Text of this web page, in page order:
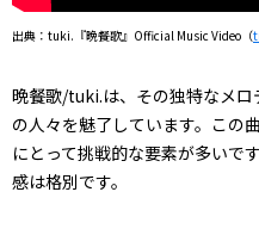
出典：tuki.『晩餐歌』Official Music Video（
晩餐歌/tuki.は、その独特なメロ
の人々を魅了しています。この
にとって挑戦的な要素が多いで
感は格別です。